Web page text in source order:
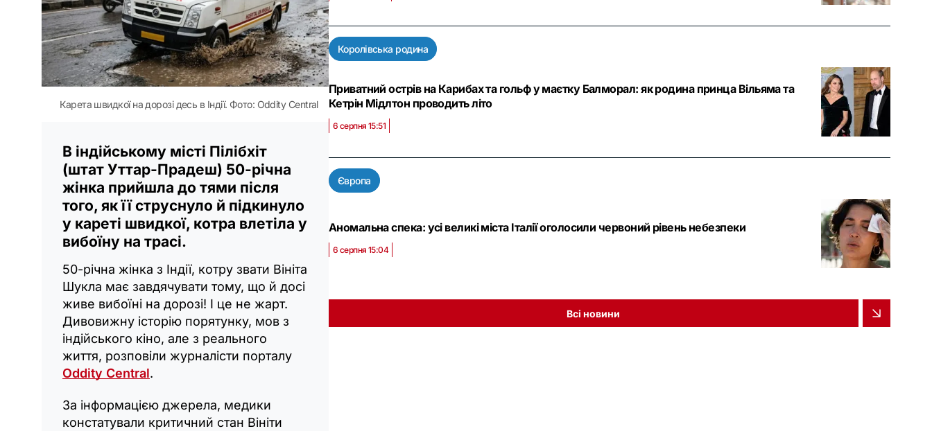
Карета швидкої на дорозі десь в Індії. Фото: Oddity Central
В індійському місті Пілібхіт
(штат Уттар-Прадеш) 50-річна
жінка прийшла до тями після
того, як її струснуло й підкинуло
у кареті швидкої, котра влетіла у
вибоїну на трасі.
50-річна жінка з Індії, котру звати Вініта
Шукла має завдячувати тому, що й досі
живе вибоїні на дорозі! І це не жарт.
Дивовижну історію порятунку, мов з
індійського кіно, але з реального
життя, розповіли журналісти порталу
Oddity Central.
За інформацією джерела, медики
констатували критичний стан Вініти
Королівська родина
Приватний острів на Карибах та гольф у маєтку Балморал: як родина принца Вільяма та
Кетрін Мідлтон проводить літо
6 серпня 15:51
Європа
Аномальна спека: усі великі міста Італії оголосили червоний рівень небезпеки
6 серпня 15:04
Всі новини